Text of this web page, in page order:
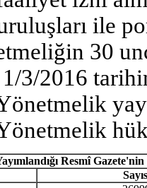
ile
30
3/2016
Resmî Gazete'nin